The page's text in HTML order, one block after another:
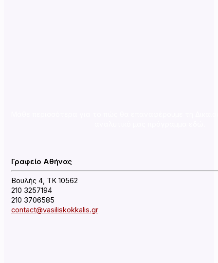
Γραφείο Αθήνας
Βουλής 4, ΤΚ 10562
210 3257194
210 3706585
contact@vasiliskokkalis.gr